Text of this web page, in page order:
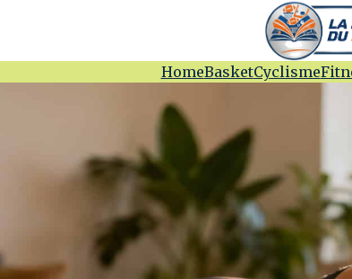
HomeBasketCyclisme